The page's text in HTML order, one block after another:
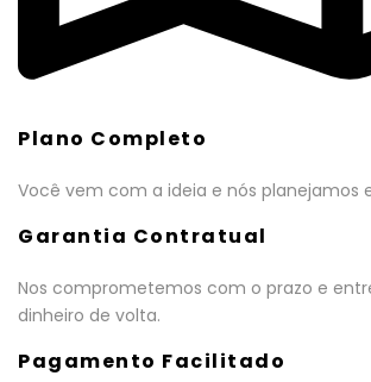
Plano Completo
Você vem com a ideia e nós planejamos
Garantia Contratual
Nos comprometemos com o prazo e
dinheiro de volta.
Pagamento Facilitado